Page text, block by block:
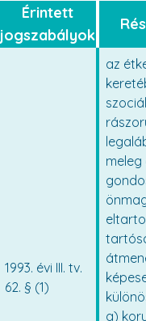
Érintett
jogszabályok
1993. évi III. tv.
62. § (1)
az
meleg
a)